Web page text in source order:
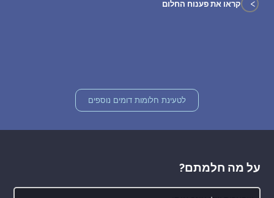
> קראו את פענוח החלום
לטעינת חלומות דומים נוספים
על מה חלמתם?